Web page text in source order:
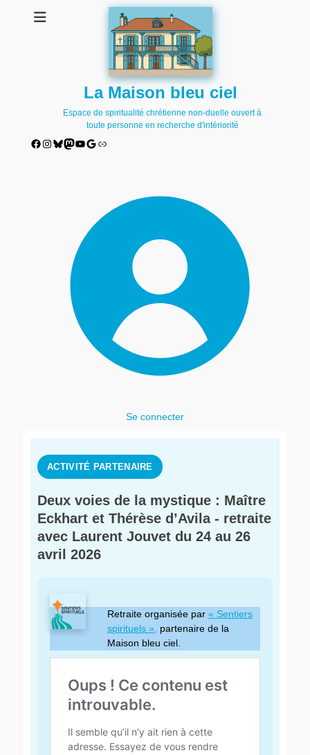
La Maison bleu ciel
Espace de spiritualité chrétienne non-duelle ouvert à
toute personne en recherche d'intériorité
Facebook
Instagram
Bluesky
Mastodon
YouTube
Google
Lien
Se connecter
Deux voies de la mystique : Maître
Eckhart et Thérèse d’Avila - retraite
avec Laurent Jouvet du 24 au 26
avril 2026
Retraite organisée par« Sentiers
spirituels »,
partenaire de la
Maison bleu ciel.